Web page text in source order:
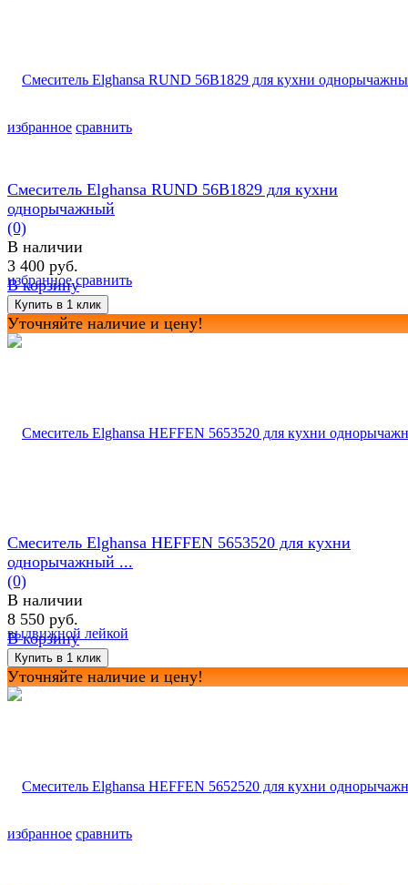
избранное сравнить
избранное сравнить
Смеситель Elghansa RUND 56B1829 для кухни
однорычажный
(0)
В наличии
3 400 руб.
В корзину
Уточняйте наличие и цену!
избранное сравнить
Смеситель Elghansa HEFFEN 5653520 для кухни
однорычажный ...
(0)
В наличии
8 550 руб.
В корзину
Уточняйте наличие и цену!